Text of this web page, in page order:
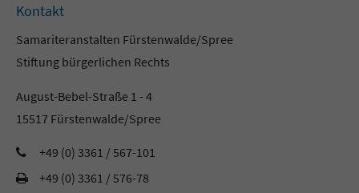
Kontakt
Samariteranstalten Fürstenwalde/Spree
Stiftung bürgerlichen Rechts
August-Bebel-Straße 1 - 4
15517 Fürstenwalde/Spree
+49 (0) 3361 / 567-101
+49 (0) 3361 / 576-78